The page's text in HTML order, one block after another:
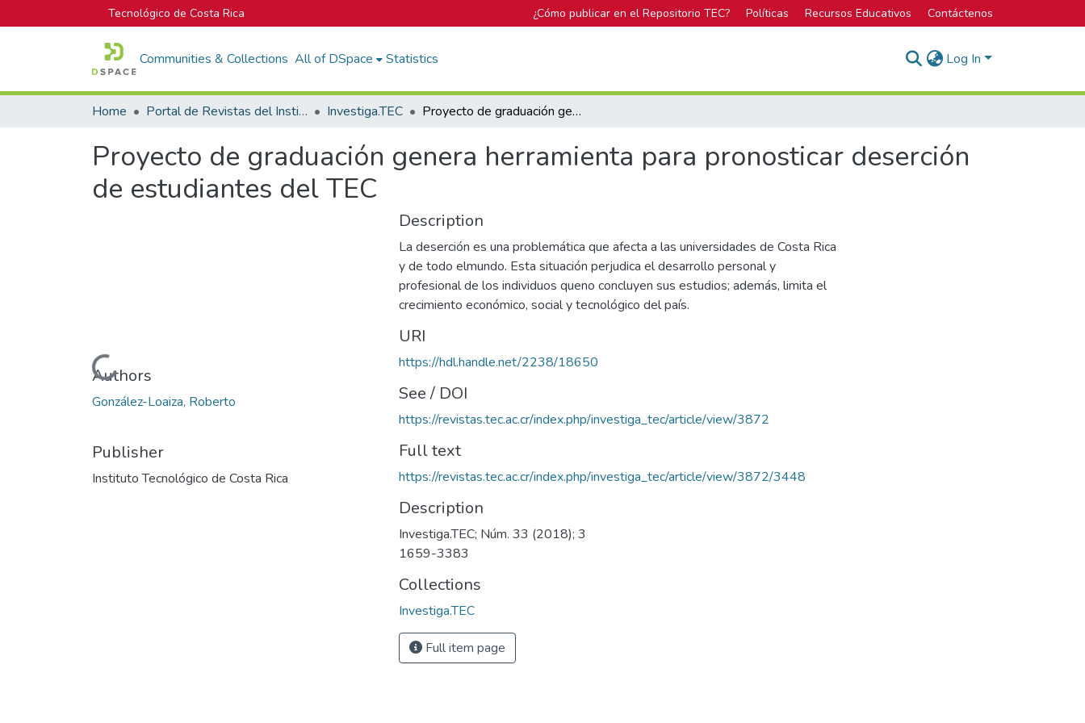
Tecnológico de Costa Rica ¿Cómo publicar en el Repositorio TEC? Políticas Recursos Educativos Contáctenos
Communities & Collections All of DSpace Statistics Log In
Home Portal de Revistas del Instituto Tecnológico de Costa Rica Investiga.TEC Proyecto de graduación genera herramienta para pronosticar deserción de estudiantes del TEC
Proyecto de graduación genera herramienta para pronosticar deserción
de estudiantes del TEC
Loading...
Authors
González-Loaiza, Roberto
Publisher
Instituto Tecnológico de Costa Rica
Description
La deserción es una problemática que afecta a las universidades de Costa Rica
y de todo elmundo. Esta situación perjudica el desarrollo personal y
profesional de los individuos queno concluyen sus estudios; además, limita el
crecimiento económico, social y tecnológico del país.
URI
https://hdl.handle.net/2238/18650
See / DOI
https://revistas.tec.ac.cr/index.php/investiga_tec/article/view/3872
Full text
https://revistas.tec.ac.cr/index.php/investiga_tec/article/view/3872/3448
Description
Investiga.TEC; Núm. 33 (2018); 3
1659-3383
Collections
Investiga.TEC
Full item page